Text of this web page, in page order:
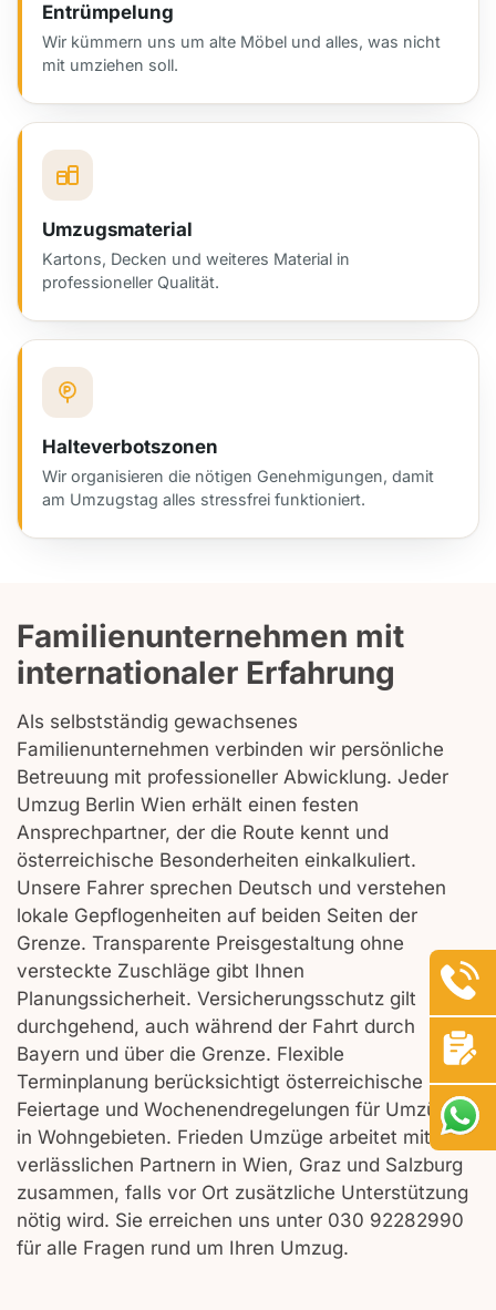
Entrümpelung
Wir kümmern uns um alte Möbel und alles, was nicht
mit umziehen soll.
Umzugsmaterial
Kartons, Decken und weiteres Material in
professioneller Qualität.
Halteverbotszonen
Wir organisieren die nötigen Genehmigungen, damit
am Umzugstag alles stressfrei funktioniert.
Familienunternehmen mit
internationaler Erfahrung
Als selbstständig gewachsenes
Familienunternehmen verbinden wir persönliche
Betreuung mit professioneller Abwicklung. Jeder
Umzug Berlin Wien erhält einen festen
Ansprechpartner, der die Route kennt und
österreichische Besonderheiten einkalkuliert.
Unsere Fahrer sprechen Deutsch und verstehen
lokale Gepflogenheiten auf beiden Seiten der
Grenze. Transparente Preisgestaltung ohne
versteckte Zuschläge gibt Ihnen
Planungssicherheit. Versicherungsschutz gilt
durchgehend, auch während der Fahrt durch
Bayern und über die Grenze. Flexible
Terminplanung berücksichtigt österreichische
Feiertage und Wochenendregelungen für Umzüge
in Wohngebieten. Frieden Umzüge arbeitet mit
verlässlichen Partnern in Wien, Graz und Salzburg
zusammen, falls vor Ort zusätzliche Unterstützung
nötig wird. Sie erreichen uns unter 030 92282990
für alle Fragen rund um Ihren Umzug.